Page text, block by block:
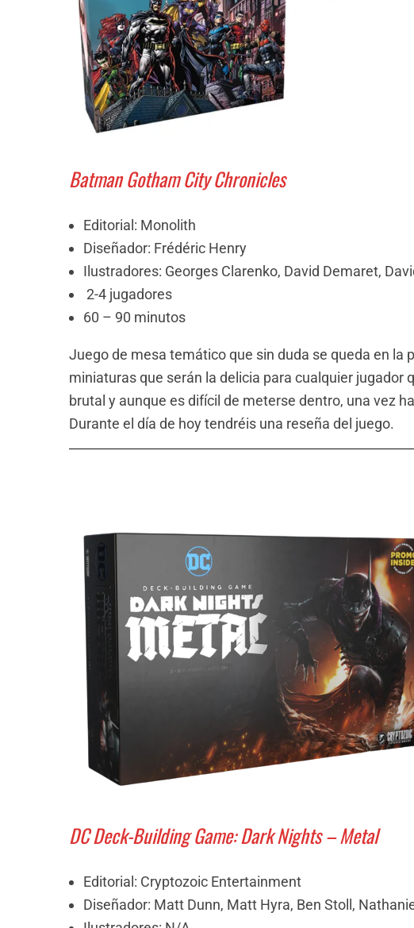
Batman Gotham City Chronicles
Editorial: Monolith
Diseñador: Frédéric Henry
Ilustradores: Georges Clarenko, David Demaret,
2-4 jugadores
60 – 90 minutos
Juego de mesa temático que sin duda se queda en la
miniaturas que serán la delicia para cualquier jugador
brutal y aunque es difícil de meterse dentro, una vez
Durante el día de hoy tendréis una reseña del juego.
DC Deck-Building Game: Dark Nights – Metal
Editorial: Cryptozoic Entertainment
Diseñador: Matt Dunn, Matt Hyra, Ben Stoll,